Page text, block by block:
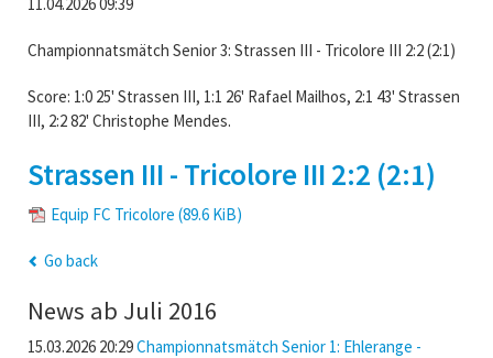
Championnatsmätch Senior 3: Strassen III - Tricolore III 2:2 (2:1)
Score: 1:0 25' Strassen III, 1:1 26' Rafael Mailhos, 2:1 43' Strassen
III, 2:2 82' Christophe Mendes.
Strassen III - Tricolore III 2:2 (2:1)
Equip FC Tricolore (89.6 KiB)
Go back
News ab Juli 2016
15.03.2026 20:29Championnatsmätch Senior 1: Ehlerange -